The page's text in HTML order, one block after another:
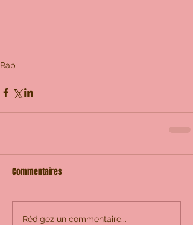
Rap
Commentaires
Rédigez un commentaire...